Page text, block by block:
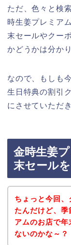
ただ、色々と検
時生姜プレミア
末セールやクー
かどうかは分か
なので、もしも
生日特典の割引
にさせていただ
金時生姜
末セール
ちょっと今回
たんだけど、季
アムのお店で
ないのかな～？